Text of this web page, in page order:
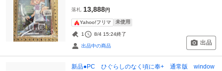
落札 13,888円
Yahoo!フリマ 未使用
1 8/4 15:24終了
出品中の商品 出品
新品●PC ひぐらしのなく頃に奉+ 通常版 window